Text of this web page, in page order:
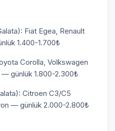
Fiat Egea, Renault
1.400-1.700₺
Corolla, Volkswagen
günlük 1.800-2.300₺
Citroen C3/C5
— günlük 2.000-2.800₺